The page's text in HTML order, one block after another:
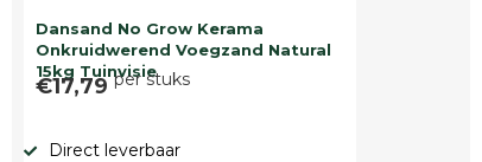
Dansand No Grow Kerama
Onkruidwerend Voegzand Natural
15kg Tuinvisie
€17,79per stuks
Direct leverbaar